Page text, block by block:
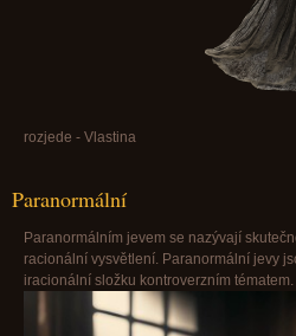
rozjede - Vlastina
Paranormální
Paranormálním jevem se nazývají
racionální vysvětlení. Paranormální jevy
iracionální složku kontroverzním tématem.